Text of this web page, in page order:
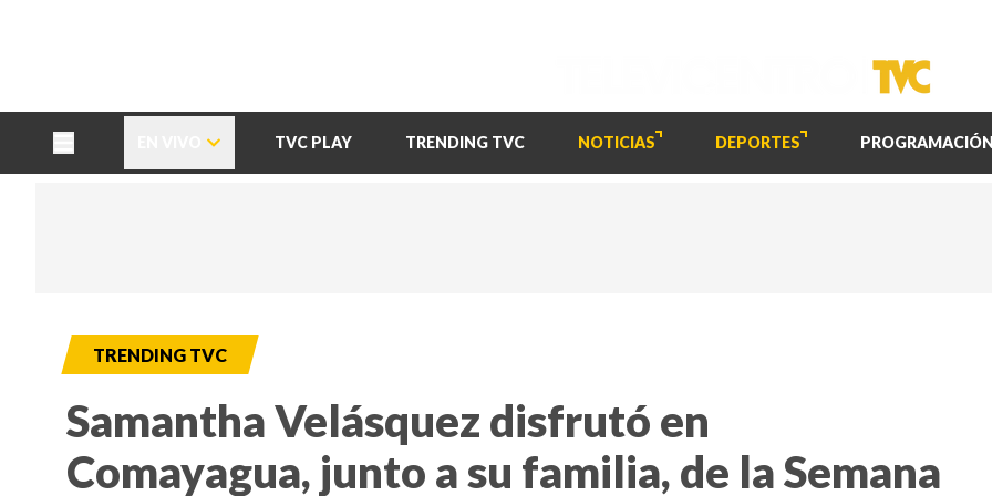
TVC PLAY TRENDING TVC NOTICIAS DEPORTES PROGRAMACIÓN
TRENDING TVC
Samantha Velásquez disfrutó en
Comayagua, junto a su familia, de la Semana